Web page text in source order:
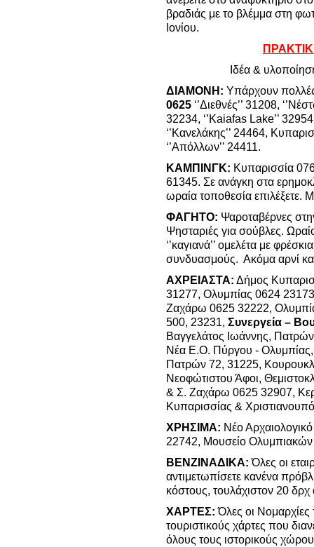
βραδιάς με το βλέμμα στη
Ιονίου.
Ιδέα &
ΔΙΑΜΟΝΗ: Υπάρχουν
0625 ‘’Διεθνές’’ 31208,
32234, ‘’Kaiafas Lake’’
‘’Κανελάκης’’ 24464,
‘’Απόλλων’’ 24411.
ΚΑΜΠΙΝΓΚ: Κυπαρισσία
61345. Σε ανάγκη στα
ωραία τοποθεσία επιλέξετε.
ΦΑΓΗΤΟ: Ψαροταβέρνες
Ψησταριές για σούβλες.
‘’καγιανά’’ ομελέτα με
συνδυασμούς. Ακόμα αρνί
ΑΧΡΕΙΑΣΤΑ: Δήμος
31277, Ολυμπίας 0624
Ζαχάρω 0625 32222,
500, 23231, Συνεργεία –
Βαγγελάτος Ιωάννης,
Νέα Ε.Ο. Πύργου -
Πατρών 72, 31225,
Νεοφώτιστου Άφοι,
& Σ. Ζαχάρω 0625 32907,
Κυπαρισσίας &
ΧΡΗΣΙΜΑ: Νέο
22742, Μουσείο
ΒΕΝΖΙΝΑΔΙΚΑ: Όλες οι
αντιμετωπίσετε κανένα
κόστους, τουλάχιστον 20 δρχ
ΧΑΡΤΕΣ: Όλες οι
τουριστικούς χάρτες που
όλους τους ιστορικούς